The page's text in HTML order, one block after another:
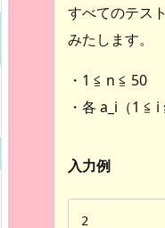
すべてのテス
みたします。
・1 ≦ n ≦ 50
・各 a_i（1 ≦
入力例
2